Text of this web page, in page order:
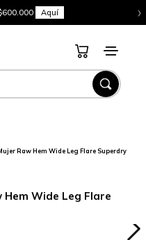
Aquí ›
Raw Hem Wide Leg Flare Superdry
Hem Wide Leg Flare